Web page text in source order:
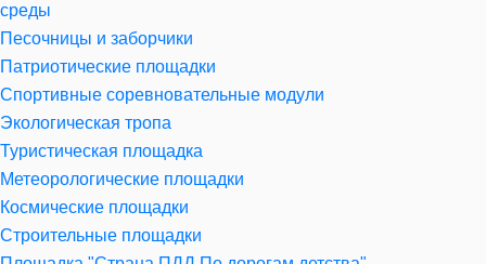
среды
Песочницы и заборчики
Патриотические площадки
Спортивные соревновательные модули
Экологическая тропа
Туристическая площадка
Метеорологические площадки
Космические площадки
Строительные площадки